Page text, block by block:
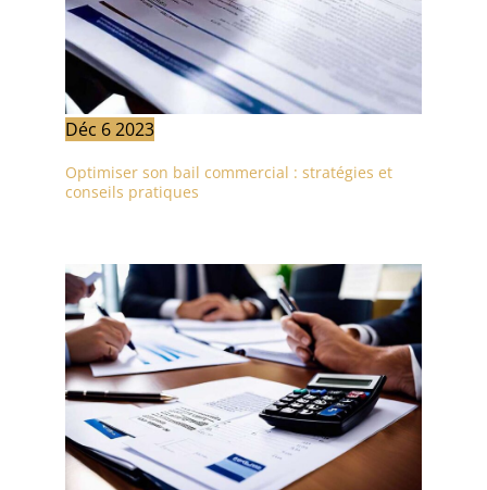
Déc 62023
Optimiser son bail commercial : stratégies et
conseils pratiques